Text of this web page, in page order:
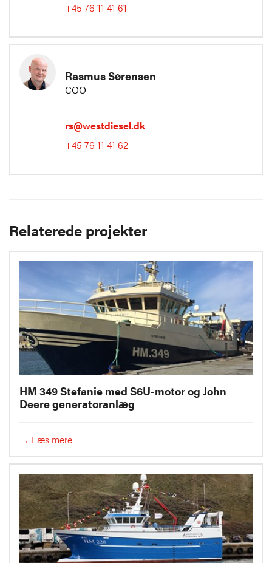
+45 76 11 41 61
Rasmus Sørensen
COO
rs@westdiesel.dk
+45 76 11 41 62
Relaterede projekter
HM 349 Stefanie med S6U-motor og John
Deere generatoranlæg
→ Læs mere